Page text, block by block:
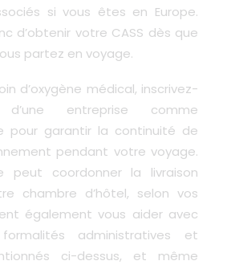
si vous êtes en Europe.
d’obtenir votre CASS dès que
partez en voyage.
d’oxygène médical, inscrivez-
entreprise comme
pour garantir la continuité de
pendant votre voyage.
peut coordonner la livraison
chambre d’hôtel, selon vos
également vous aider avec
administratives et
ci-dessus, et même